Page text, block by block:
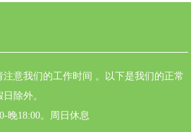
意我们的工作时间 。以下是我们的正常
除外。
晚18:00。周日休息